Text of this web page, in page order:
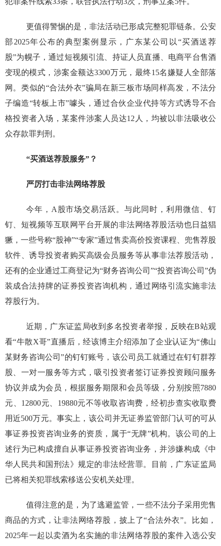
更值得警惕的是，非法活动已形成完整犯罪链条。公安
部2025年公布的典型案例显示，广东某公司以“买酒送荐
股”为幌子，通过短视频引流、持证人员直播、电商平台售酒
变现的模式，涉案金额达3300万元，最终15名嫌疑人全部落
网。类似的“合法外衣”骗局在新三板市场同样高发，不法分
子编造“转板上市”噱头，通过合伙企业代持等方式诱导不合
格投资者入场，某案件涉案人员达12人，均被以非法吸收公
众存款罪判刑。
“买酒送荐股服务”？
严厉打击非法网络荐股
今年，A股市场交易活跃。与此同时，利用微信、钉
钉、短视频等互联网平台开展的非法网络荐股活动也日益猖
獗，一些号称“股神”“专家”通过售卖高价投资课程、兜售荐股
软件、诱导投资者购买高级会员服务等从事非法荐股活动，
还有的企业通过工商登记为“财务咨询公司”“投资咨询公司”伪
装成合法持牌的证券投资咨询机构，通过网络引流实施非法
荐股行为。
近期，广东证监局收到多名投资者举报，反映在B站观
看“牛散X哥”直播后，经该博主介绍添加了企业认证为“佛山
某财务咨询公司”的钉钉账号，该公司员工就通过在钉钉群荐
股、一对一服务等方式，吸引投资者签订证券投资顾问服务
协议并成为会员，根据服务期限和会员等级，分别按照7880
元、12800元、19880元不等收取咨询费，经初步查实收取费
用近500万元。事实上，该公司并无证券监管部门认可的可从
事证券投资咨询业务的资质，属于“无牌”机构。该公司的上
述行为已构成擅自从事证券投资咨询业务，并涉嫌构成《中
华人民共和国刑法》规定的非法经营罪。目前，广东证监局
已将相关犯罪线索移送公安机关处理。
值得注意的是，为了逃避监管，一些不法分子采用兜售
商品的方式，让非法网络荐股，披上了“合法外衣”。比如，
2025年一起以卖酒为名实施的非法网络荐股的案件入选公安